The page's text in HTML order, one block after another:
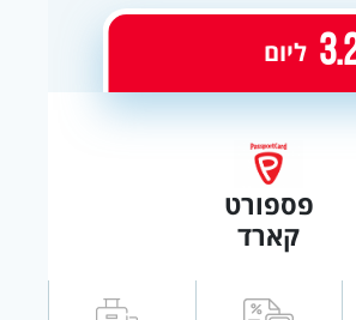
פספורט
קארד
ליום